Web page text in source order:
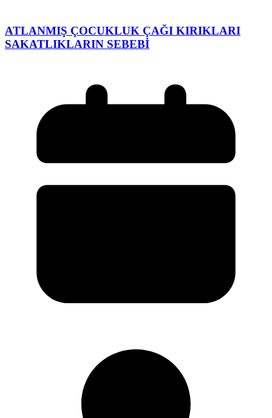
ATLANMIŞ ÇOCUKLUK ÇAĞI KIRIKLARI
SAKATLIKLARIN SEBEBİ